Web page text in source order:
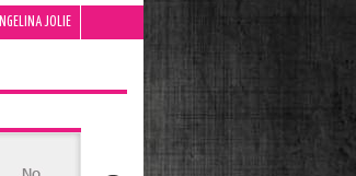
JOLIE